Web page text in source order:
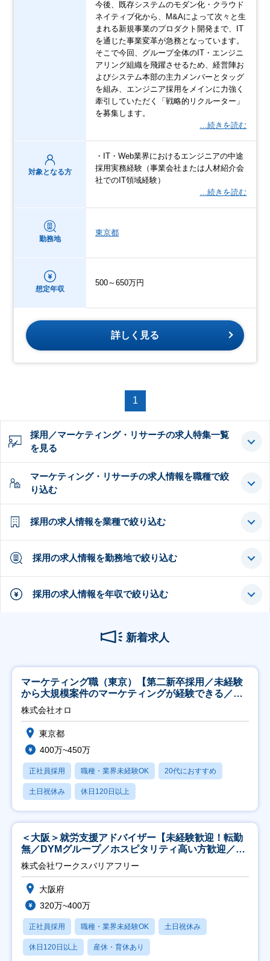
今後、既存システムのモダン化・クラウド
ネイティブ化から、M&Aによって次々と生
まれる新規事業のプロダクト開発まで、IT
を通じた事業変革が急務となっています。
そこで今回、グループ全体のIT・エンジニ
アリング組織を飛躍させるため、経営陣お
よびシステム本部の主力メンバーとタッグ
を組み、エンジニア採用をメインに力強く
牽引していただく「戦略的リクルーター」
を募集します。
…続きを読む
対象となる方
・IT・Web業界におけるエンジニアの中途
採用実務経験（事業会社または人材紹介会
社でのIT領域経験）
…続きを読む
勤務地
東京都
想定年収
500～650万円
詳しく見る
1
採用／マーケティング・リサーチの求人特集一覧
を見る
マーケティング・リサーチの求人情報を職種で絞
り込む
採用の求人情報を業種で絞り込む
採用の求人情報を勤務地で絞り込む
採用の求人情報を年収で絞り込む
新着求人
マーケティング職（東京）【第二新卒採用／未経験
から大規模案件のマーケティングが経験できる／研
修充実】
株式会社オロ
東京都
400万~450万
正社員採用 職種・業界未経験OK 20代におすすめ
土日祝休み 休日120日以上
＜大阪＞就労支援アドバイザー【未経験歓迎！転勤
無／DYMグループ／ホスピタリティ高い方歓迎／土
日祝】
株式会社ワークスバリアフリー
大阪府
320万~400万
正社員採用 職種・業界未経験OK 土日祝休み
休日120日以上 産休・育休あり